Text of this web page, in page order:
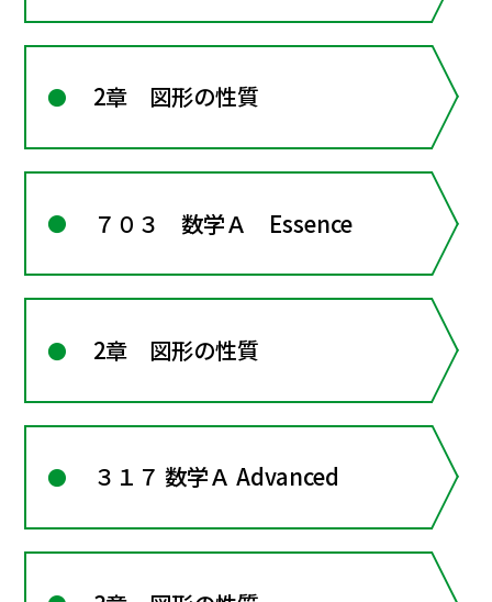
2章 図形の性質
７０３ 数学Ａ Essence
2章 図形の性質
３１７ 数学Ａ Advanced